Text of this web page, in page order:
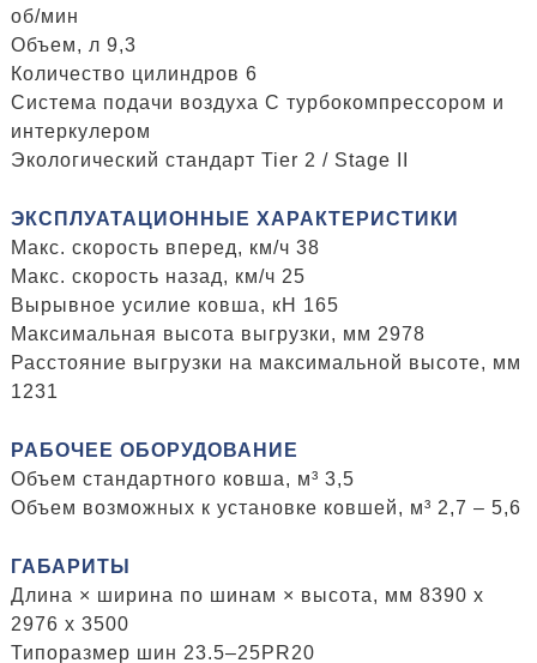
об/мин
Объем, л 9,3
Количество цилиндров 6
Система подачи воздуха С турбокомпрессором и
интеркулером
Экологический стандарт Tier 2 / Stage II
ЭКСПЛУАТАЦИОННЫЕ ХАРАКТЕРИСТИКИ
Макс. скорость вперед, км/ч 38
Макс. скорость назад, км/ч 25
Вырывное усилие ковша, кН 165
Максимальная высота выгрузки, мм 2978
Расстояние выгрузки на максимальной высоте, мм
1231
РАБОЧЕЕ ОБОРУДОВАНИЕ
Объем стандартного ковша, м³ 3,5
Объем возможных к установке ковшей, м³ 2,7 – 5,6
ГАБАРИТЫ
Длина × ширина по шинам × высота, мм 8390 x
2976 x 3500
Типоразмер шин 23.5–25PR20